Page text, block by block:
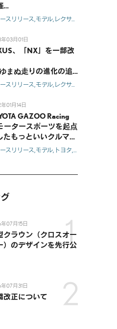
然で楽しむオーナー
開始-
スリリース モデル レクサス
03月01日
、「NX」を一部改
まぬ走りの進化の追
スリリース モデル レクサス
01月14日
GAZOO Racing
ータースポーツを起点
たもっといいクルマづ
』を具現化するGR
スリリース モデル トヨタ
07月15日
クラウン（クロスオー
）のデザインを先行公
07月31日
改正について